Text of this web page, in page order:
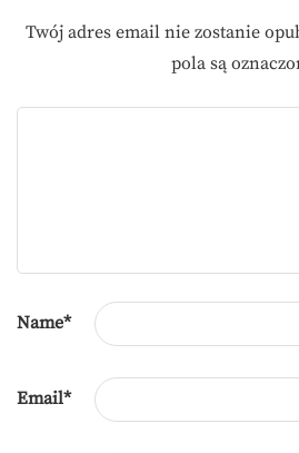
Twój adres email nie zostanie
pola są
Name*
Email*